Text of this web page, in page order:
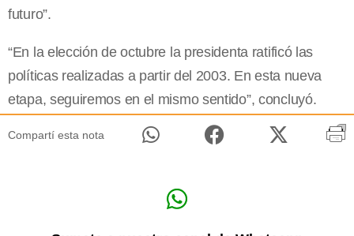
futuro”.
“En la elección de octubre la presidenta ratificó las
políticas realizadas a partir del 2003. En esta nueva
etapa, seguiremos en el mismo sentido”, concluyó.
Compartí esta nota